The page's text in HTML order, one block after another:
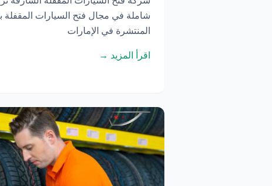
شاملة في مجال فتح السيارات المقفلة
المنتشرة في الإمارات
اقرأ المزيد →